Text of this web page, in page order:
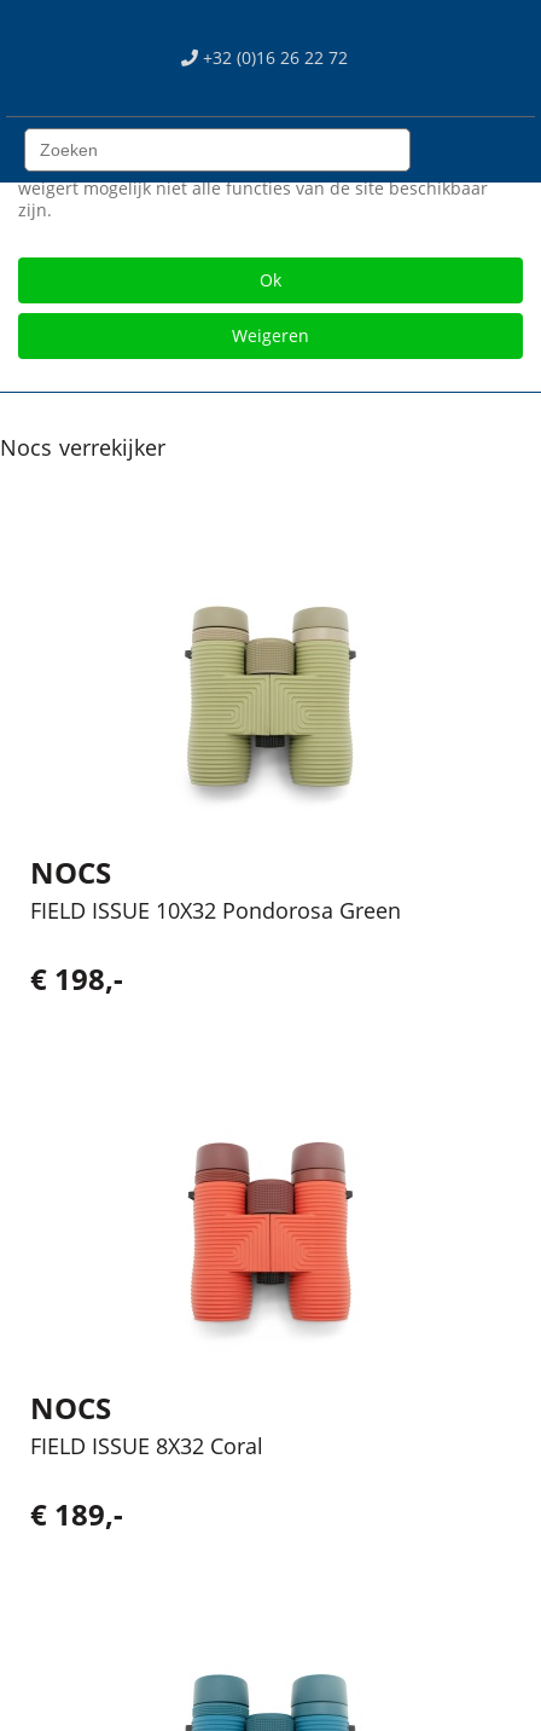
+32 (0)16 26 22 72
Nocs verrekijker
NOCS
FIELD ISSUE 10X32 Pondorosa Green
€ 198,-
NOCS
FIELD ISSUE 8X32 Coral
€ 189,-
anderen ons helpen om de site en gebruikerservaring te
verbeteren (tracking cookies). U kan zelf kiezen of u deze
cookies wil toestaan of niet. Let op dat als u onze cookies
weigert mogelijk niet alle functies van de site beschikbaar
zijn.
Ok
Weigeren